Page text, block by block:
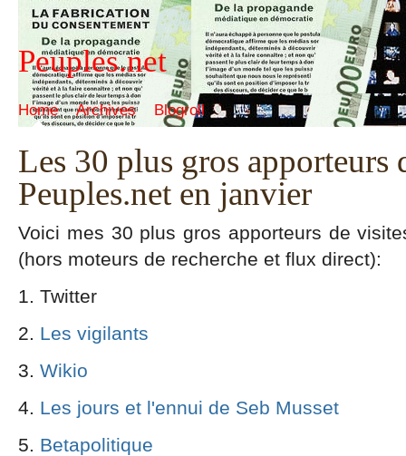
Peuples.net
Home Archives Blogroll
Les 30 plus gros apporteurs
Peuples.net en janvier
Voici mes 30 plus gros apporteurs de
(hors moteurs de recherche et flux direct):
Twitter
Les vigilants
Wikio
Les jours et l'ennui de Seb Musset
Betapolitique